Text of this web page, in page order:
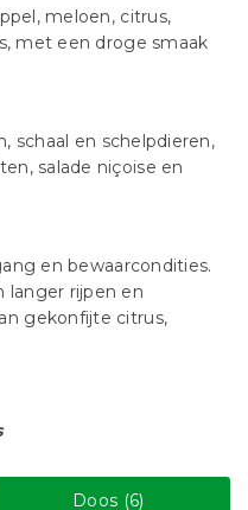
meloen, citrus,
met een droge smaak
schaal en schelpdieren,
salade niçoise en
en bewaarcondities.
langer rijpen en
gekonfijte citrus,
Doos (6)